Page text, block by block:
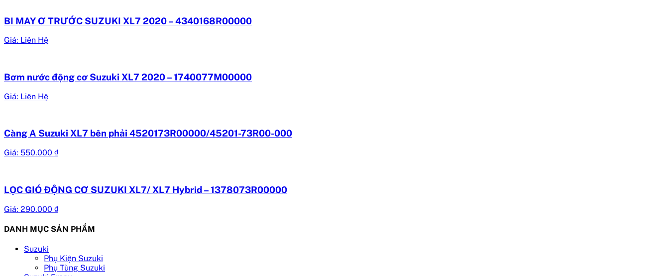
BI MAY Ơ TRƯỚC SUZUKI XL7 2020 – 4340168R00000
Giá: Liên Hệ
Bơm nước động cơ Suzuki XL7 2020 – 1740077M00000
Giá: Liên Hệ
Càng A Suzuki XL7 bên phải 4520173R00000/45201-73R00-000
Giá: 550.000 ₫
LỌC GIÓ ĐỘNG CƠ SUZUKI XL7/ XL7 Hybrid – 1378073R00000
Giá: 290.000 ₫
DANH MỤC SẢN PHẨM
Suzuki
Phụ Kiện Suzuki
Phụ Tùng Suzuki